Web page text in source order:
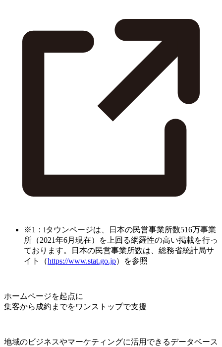
※1：iタウンページは、日本の民営事業所数516万事業
所（2021年6月現在）を上回る網羅性の高い掲載を行っ
ております。日本の民営事業所数は、総務省統計局サ
イト（https://www.stat.go.jp）を参照
ホームページを起点に
集客から成約までをワンストップで支援
地域のビジネスやマーケティングに活用できるデータベース